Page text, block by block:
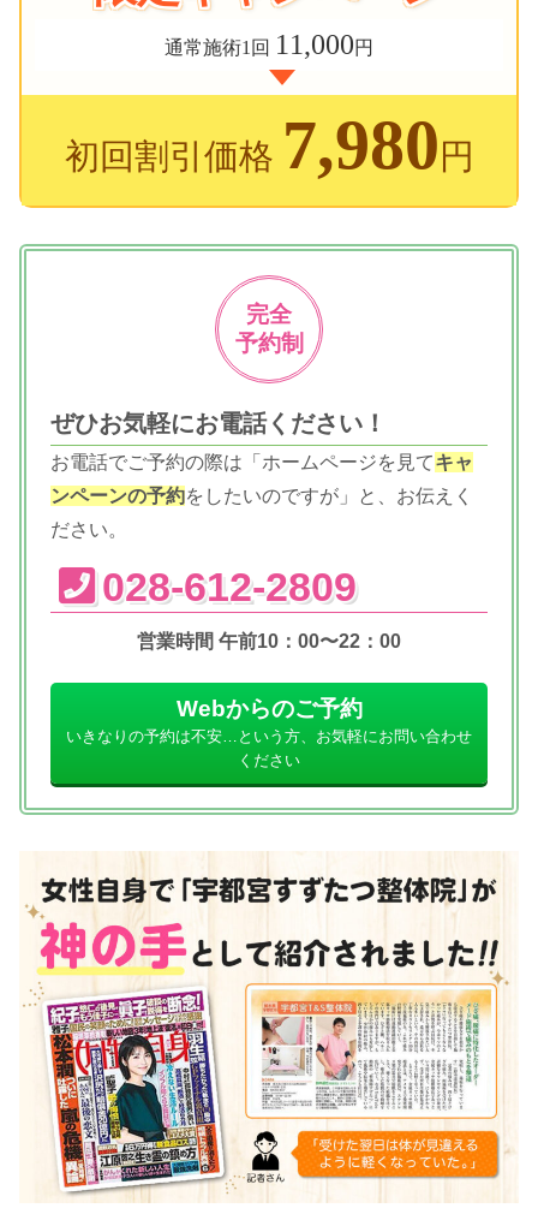
通常施術1回 11,000円
初回割引価格 7,980 円
完全
予約制
ぜひお気軽にお電話ください！
お電話でご予約の際は「ホームページを見てキャ
ンペーンの予約をしたいのですが」と、お伝えく
ださい。
028-612-2809
営業時間 午前10：00〜22：00
Webからのご予約
いきなりの予約は不安…という方、お気軽にお問い合わせ
ください